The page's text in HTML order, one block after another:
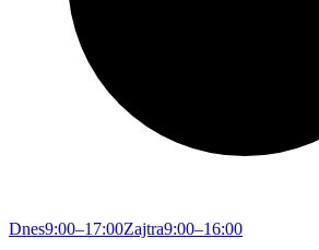
Dnes9:00–17:00Zajtra9:00–16:00